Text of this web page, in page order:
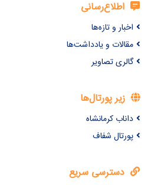
اطلاع‌رسانی
اخبار و تازه‌ها
مقالات و یادداشت‌ها
گالری تصاویر
زیر پورتال‌ها
داناب کرمانشاه
پورتال شفاف
دسترسی سریع